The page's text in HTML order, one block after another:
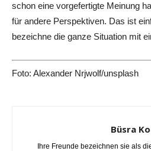
schon eine vorgefertigte Meinung
für andere Perspektiven. Das ist
bezeichne die ganze Situation mit
Foto: Alexander Nrjwolf/unsplash
Büsra
Ihre Freunde bezeichnen sie als